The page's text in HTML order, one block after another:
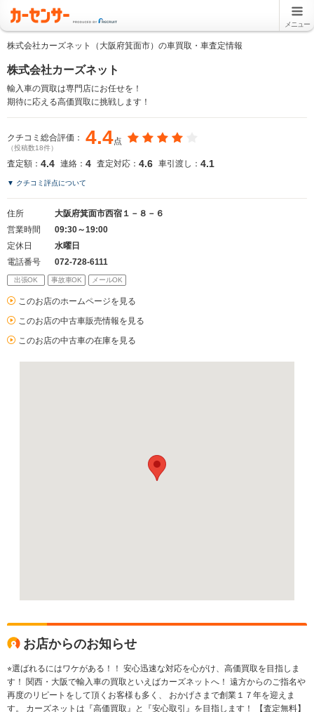
メニュー
株式会社カーズネット（大阪府箕面市）の車買取・車査定情報
株式会社カーズネット
輸入車の買取は専門店にお任せを！
期待に応える高価買取に挑戦します！
クチコミ総合評価： 4.4点
（投稿数18件）
査定額： 4.4 連絡： 4 査定対応： 4.6 車引渡し： 4.1
▼ クチコミ評点について
住所
大阪府箕面市西宿１－８－６
営業時間
09:30～19:00
定休日
水曜日
電話番号
072-728-6111
出張OK 事故車OK メールOK
このお店のホームページを見る
このお店の中古車販売情報を見る
このお店の中古車の在庫を見る
お店からのお知らせ
⭐︎選ばれるにはワケがある！！ 安心迅速な対応を心がけ、高価買取を目指しま
す！ 関西・大阪で輸入車の買取といえばカーズネットへ！ 遠方からのご指名や
再度のリピートをして頂くお客様も多く、 おかげさまで創業１７年を迎えま
す。 カーズネットは『高価買取』と『安心取引』を目指します！ 【査定無料】